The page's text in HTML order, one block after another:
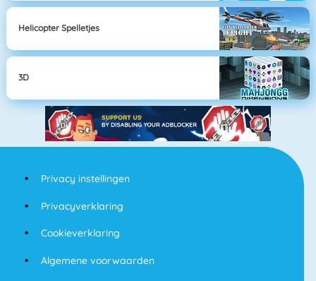
Helicopter Spelletjes
3D
Privacy instellingen
Privacyverklaring
Cookieverklaring
Algemene voorwaarden